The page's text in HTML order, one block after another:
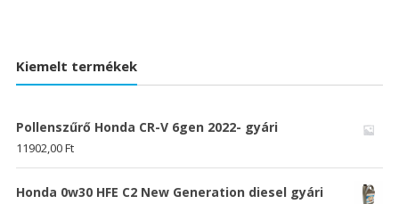
Kiemelt termékek
Pollenszűrő Honda CR-V 6gen 2022- gyári
11902,00Ft
Honda 0w30 HFE C2 New Generation diesel gyári